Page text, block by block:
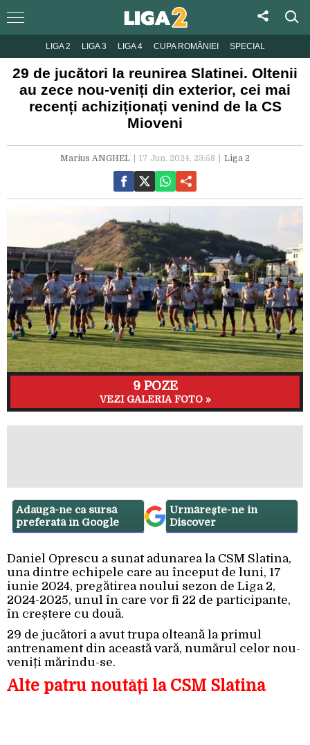
LIGA 2 LIGA 3 LIGA 4 CUPA ROMÂNIEI SPECIAL
29 de jucători la reunirea Slatinei. Oltenii
au zece nou-veniți din exterior, cei mai
recenți achiziționați venind de la CS
Mioveni
Marius ANGHEL 17 Jun. 2024, 23:58 Liga 2
9 POZE
VEZI GALERIA FOTO »
Adaugă-ne ca sursă
preferată în Google
Urmărește-ne in
Discover
Daniel Oprescu a sunat adunarea la CSM Slatina,
una dintre echipele care au început de luni, 17
iunie 2024, pregătirea noului sezon de Liga 2,
2024-2025, unul în care vor fi 22 de participante,
în creștere cu două.
29 de jucători a avut trupa olteană la primul
antrenament din această vară, numărul celor nou-
veniți mărindu-se.
Alte patru noutăți la CSM Slatina